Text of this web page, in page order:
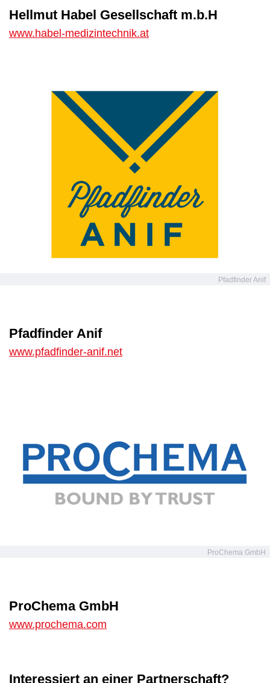
Hellmut Habel Gesellschaft m.b.H
www.habel-medizintechnik.at
Pfadfinder Anif
Pfadfinder Anif
www.pfadfinder-anif.net
ProChema GmbH
ProChema GmbH
www.prochema.com
Interessiert an einer Partnerschaft?